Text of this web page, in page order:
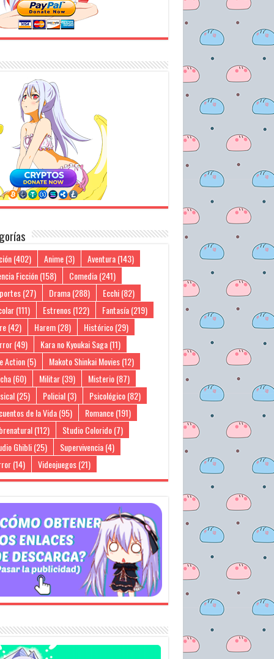
(402) Anime(3) Aventura(143)
Ficción(158) Comedia(241)
(27) Drama(288) Ecchi(82)
(111) Estrenos(122) Fantasía(219)
(42) Harem(28) Histórico(29)
(49) Kara no Kyoukai Saga(11)
Action(5) Makoto Shinkai Movies(12)
(60) Militar(39) Misterio(87)
(25) Policial(3) Psicológico(82)
de la Vida(95) Romance(191)
(112) Studio Colorido(7)
Ghibli(25) Supervivencia(4)
(14) Videojuegos(21)